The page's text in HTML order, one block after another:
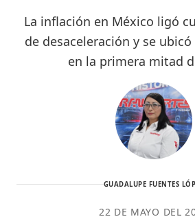
La inflación en México ligó
de desaceleración y se ubicó
en la primera mitad
GUADALUPE FUENTES
22 DE MAYO DEL